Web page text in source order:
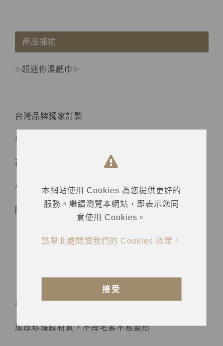
商品描述
✨超迷你濕紙巾✨
台灣品牌獨家訂製
參品良貨繼熱銷商品 "洗臉巾系列" 後
再次推出迷你包濕紙巾
小小一包方便攜帶
隨時都能保持清爽
手掌大小，攜帶方便
加厚珍珠紋材質，不掉毛絮不易變形
本網站使用 Cookies 為您提供更好的
服務。繼續瀏覽本網站，即表示您同
意使用 Cookies。
點擊此處閱讀我們的 Cookies 政策。
接受